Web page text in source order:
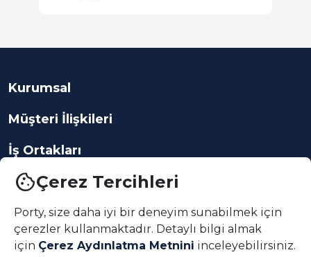
Kurumsal
Müşteri İlişkileri
İş Ortakları
cookieÇerez Tercihleri
Porty, size daha iyi bir deneyim sunabilmek için
çerezler kullanmaktadır. Detaylı bilgi almak
için Çerez Aydınlatma Metnini inceleyebilirsiniz.